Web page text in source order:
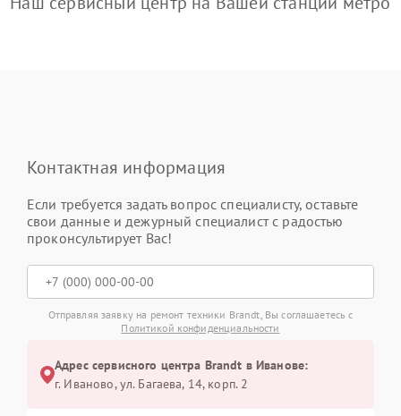
Контактная информация
Если требуется задать вопрос специалисту, оставьте
свои данные и дежурный специалист с радостью
проконсультирует Вас!
Отправляя заявку на ремонт техники Brandt, Вы соглашаетесь с
Политикой конфиденциальности
Адрес сервисного центра Brandt в Иванове:
г. Иваново, ул. Багаева, 14, корп. 2